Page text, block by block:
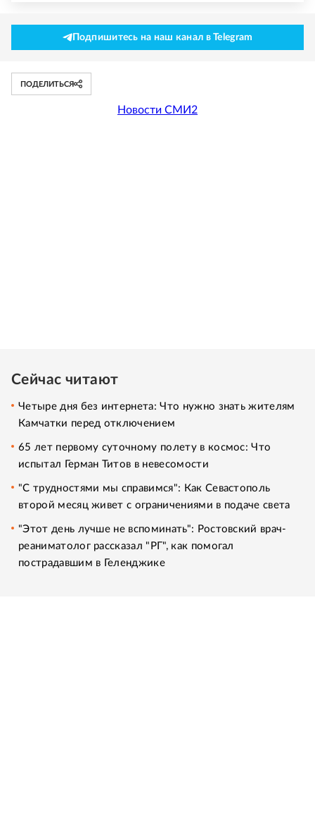
Подпишитесь на наш канал в Telegram
ПОДЕЛИТЬСЯ
Новости СМИ2
Сейчас читают
Четыре дня без интернета: Что нужно знать жителям
Камчатки перед отключением
65 лет первому суточному полету в космос: Что
испытал Герман Титов в невесомости
"С трудностями мы справимся": Как Севастополь
второй месяц живет с ограничениями в подаче света
"Этот день лучше не вспоминать": Ростовский врач-
реаниматолог рассказал "РГ", как помогал
пострадавшим в Геленджике